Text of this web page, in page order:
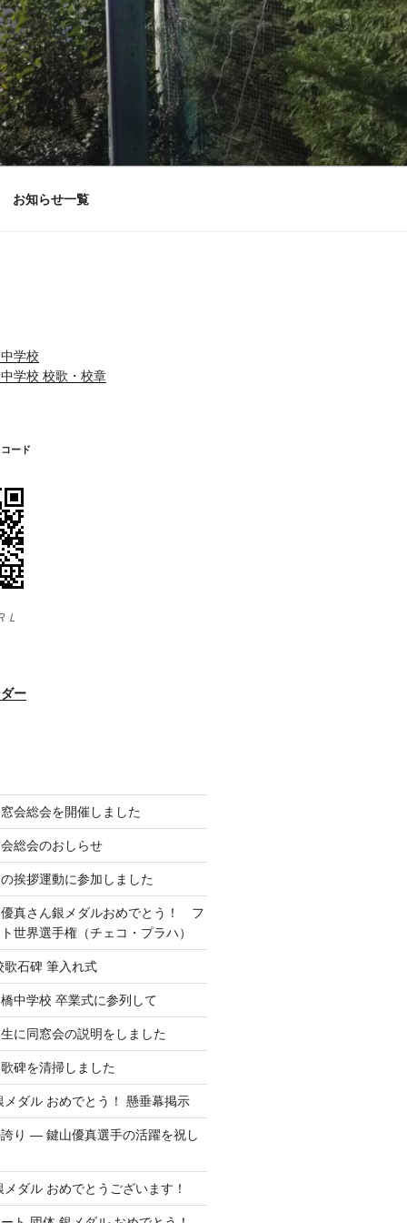
お知らせ一覧
学校
学校 校歌・校章
ード
Ｌ
ー
会総会を開催しました
総会のおしらせ
挨拶運動に参加しました
真さん銀メダルおめでとう！ フ
世界選手権（チェコ・プラハ）
石碑 筆入れ式
中学校 卒業式に参列して
に同窓会の説明をしました
碑を清掃しました
ダル おめでとう！ 懸垂幕掲示
り ― 鍵山優真選手の活躍を祝し
ダル おめでとうございます！